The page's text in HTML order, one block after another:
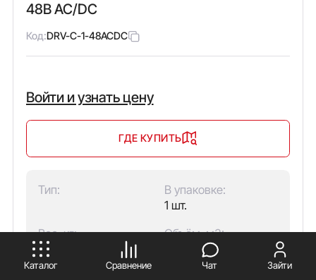
48В AC/DC
Код:DRV-C-1-48ACDC
Войти и узнать цену
ГДЕ КУПИТЬ
Тип:
В упаковке:
1 шт.
Вес, кг:
0,080
Объём, м3:
0,00017
Скачать в PDF
Каталог Сравнение Чат Зайти
ПРИНИМАЮ